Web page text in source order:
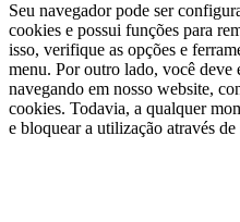
Seu navegador pode ser
cookies e possui funções para
isso, verifique as opções e
menu. Por outro lado, você deve
navegando em nosso website,
cookies. Todavia, a qualquer
e bloquear a utilização através de